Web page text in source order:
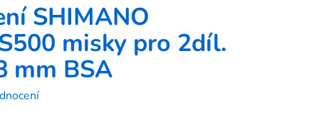
SHIMANO
misky pro 2díl.
mm BSA